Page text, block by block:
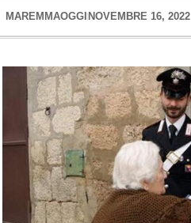
MAREMMAOGGI NOVEMBRE 16, 2022